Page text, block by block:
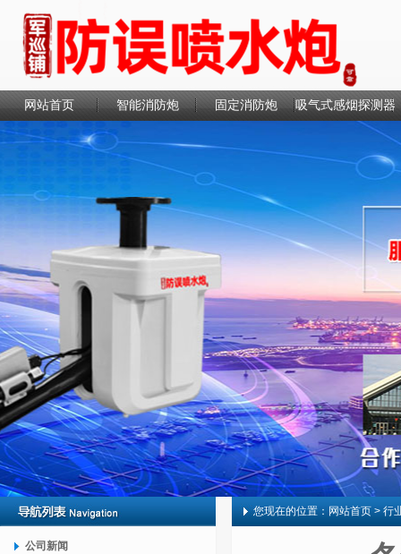
网站首页 智能消防炮 固定消防炮 吸气式感烟探测器
联系我们
公司新闻
您现在的位置： 网站首页 > 行